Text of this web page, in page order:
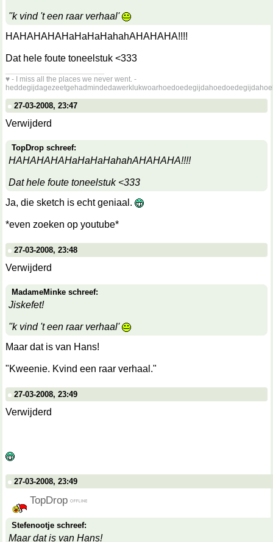
''k vind 't een raar verhaal'
HAHAHAHAHaHaHaHahahAHAHAHA!!!!
Dat hele foute toneelstuk <333
♥ - I miss all the places we never went. -
27-03-2008, 23:47
Verwijderd
TopDrop schreef:
HAHAHAHAHaHaHaHahahAHAHAHA!!!!
Dat hele foute toneelstuk <333
Ja, die sketch is echt geniaal.
*even zoeken op youtube*
27-03-2008, 23:48
Verwijderd
MadameMinke schreef:
Jiskefet!
''k vind 't een raar verhaal'
Maar dat is van Hans!
"Kweenie. Kvind een raar verhaal."
27-03-2008, 23:49
Verwijderd
27-03-2008, 23:49
TopDrop
Stefenootje schreef:
Maar dat is van Hans!